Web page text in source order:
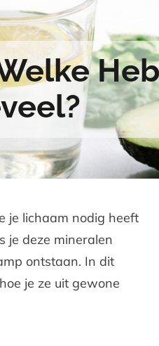
je lichaam nodig heeft
je deze mineralen
ontstaan. In dit
je ze uit gewone